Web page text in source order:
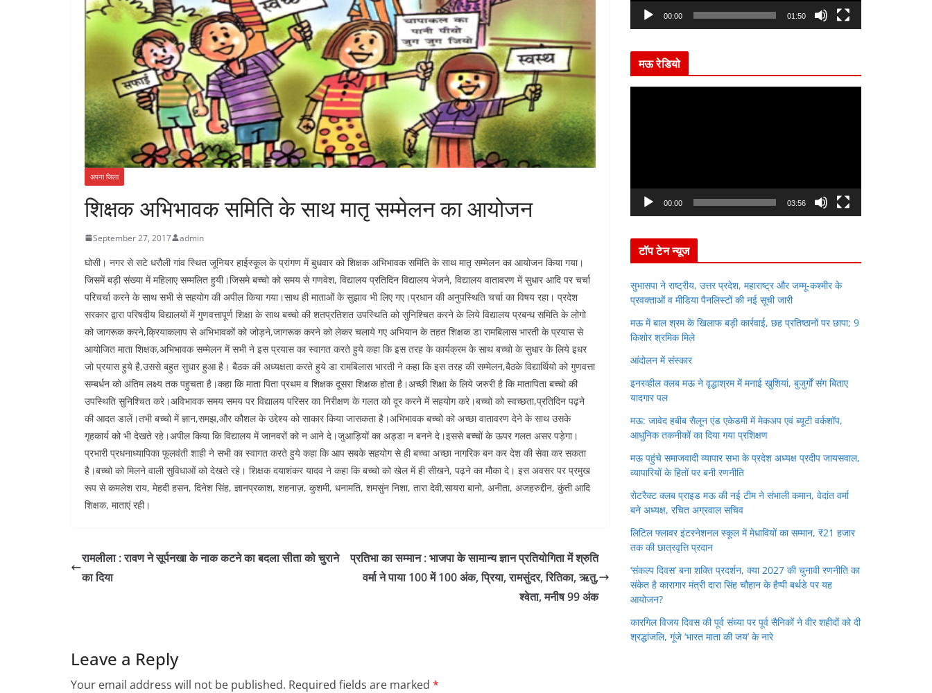
अपना जिला
शिक्षक अभिभावक समिति के साथ मातृ सम्मेलन का आयोजन
September 27, 2017 admin
घोसी। नगर से सटे धरौली गांव स्थित जूनियर हाईस्कूल के प्रांगण में बुधवार को शिक्षक अभिभावक समिति के साथ मातृ सम्मेलन का आयोजन किया गया।
जिसमें बड़ी संख्या में महिलाए सम्मलित हुयी।जिसमे बच्चो को समय से गणवेश, विद्यालय प्रतिदिन विद्यालय भेजने, विद्यालय वातावरण में सुधार आदि पर चर्चा
परिचर्चा करने के साथ सभी से सहयोग की अपील किया गया।साथ ही माताओं के सुझाव भी लिए गए।प्रधान की अनुपस्थिति चर्चा का विषय रहा। प्रदेश
सरकार द्वारा परिषदीय विद्यालयों में गुणवत्तापूर्ण शिक्षा के साथ बच्चो की शतप्रतिशत उपस्थिति को सुनिश्चित करने के लिये विद्यालय प्रबन्ध समिति के लोगो
को जागरूक करने,क्रियाकलाप से अभिभावकों को जोड़ने,जागरूक करने को लेकर चलाये गए अभियान के तहत शिक्षक डा रामबिलास भारती के प्रयास से
आयोजित माता शिक्षक,अभिभावक सम्मेलन में सभी ने इस प्रयास का स्वागत करते हुये कहा कि इस तरह के कार्यक्रम के साथ बच्चो के सुधार के लिये इधर
जो प्रयास हुये है,उससे बहुत सुधार हुआ है। बैठक की अध्यक्षता करते हुये डा रामबिलास भारती ने कहा कि इस तरह की सम्मेलन,बैठके विद्यार्थियो को गुणवत्ता
सम्बर्धन को अंतिम लक्ष्य तक पहुचता है।कहा कि माता पिता प्रथम व शिक्षक दूसरा शिक्षक होता है।अच्छी शिक्षा के लिये जरुरी है कि मातापिता बच्चो की
उपस्थिति सुनिश्चित करे।अविभावक समय समय पर विद्यालय परिसर का निरीक्षण के गलत को दूर करने में सहयोग करे।बच्चो को स्वच्छता,प्रतिदिन पढ़ने
की आदत डालें।तभी बच्चो में ज्ञान,समझ,और कौशल के उद्देश्य को साकार किया जासकता है।अभिभावक बच्चो को अच्छा वातावरण देने के साथ उसके
गृहकार्य को भी देखते रहे।अपील किया कि विद्यालय में जानवरों को न आने दे।जुआड़ियों का अड्डा न बनने दे।इससे बच्चों के ऊपर गलत असर पड़ेगा।
प्रभारी प्रधनाध्यापिका फूलवंती शाही ने सभी का स्वागत करते हुये कहा कि आप सबके सहयोग से ही बच्चा अच्छा नागरिक बन कर देश की सेवा कर सकता
है।बच्चो को मिलने वाली सुविधाओं को देखते रहे। शिक्षक दयाशंकर यादव ने कहा कि बच्चो को खेल में ही सीखने, पढ़ने का मौका दे। इस अवसर पर प्रमुख
रूप से कमलेश राय, मेहदी हसन, दिनेश सिंह, ज्ञानप्रकाश, शहनाज़, कुशमी, धनामति, शमसुंन निशा, तारा देवी,सायरा बानो, अनीता, अजहरुद्दीन, कुंती आदि
शिक्षक, माताएं रही।
रामलीला : रावण ने सूर्पनखा के नाक कटने का बदला सीता को चुराने
का दिया
प्रतिभा का सम्मान : भाजपा के सामान्य ज्ञान प्रतियोगिता में श्रुति
वर्मा ने पाया 100 में 100 अंक, प्रिया, रामसुंदर, रितिका, ऋतु,
श्वेता, मनीष 99 अंक
Leave a Reply
Your email address will not be published. Required fields are marked *
a
r
00:00 01:50
मऊ रेडियो
a
r
00:00 03:56
टॉप टेन न्यूज
सुभासपा ने राष्ट्रीय, उत्तर प्रदेश, महाराष्ट्र और जम्मू-कश्मीर के
प्रवक्ताओं व मीडिया पैनलिस्टों की नई सूची जारी
मऊ में बाल श्रम के खिलाफ बड़ी कार्रवाई, छह प्रतिष्ठानों पर छापा; 9
किशोर श्रमिक मिले
आंदोलन में संस्कार
इनरव्हील क्लब मऊ ने वृद्धाश्रम में मनाई खुशियां, बुजुर्गों संग बिताए
यादगार पल
मऊ: जावेद हबीब सैलून एंड एकेडमी में मेकअप एवं ब्यूटी वर्कशॉप,
आधुनिक तकनीकों का दिया गया प्रशिक्षण
मऊ पहुंचे समाजवादी व्यापार सभा के प्रदेश अध्यक्ष प्रदीप जायसवाल,
व्यापारियों के हितों पर बनी रणनीति
रोटरैक्ट क्लब प्राइड मऊ की नई टीम ने संभाली कमान, वेदांत वर्मा
बने अध्यक्ष, रचित अग्रवाल सचिव
लिटिल फ्लावर इंटरनेशनल स्कूल में मेधावियों का सम्मान, ₹21 हजार
तक की छात्रवृत्ति प्रदान
‘संकल्प दिवस’ बना शक्ति प्रदर्शन, क्या 2027 की चुनावी रणनीति का
संकेत है कारागार मंत्री दारा सिंह चौहान के हैप्पी बर्थडे पर यह
आयोजन?
कारगिल विजय दिवस की पूर्व संध्या पर पूर्व सैनिकों ने वीर शहीदों को दी
श्रद्धांजलि, गूंजे ‘भारत माता की जय’ के नारे